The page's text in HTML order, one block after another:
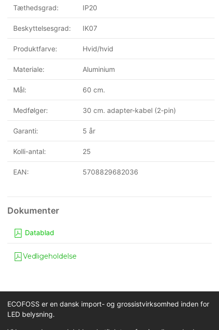
Tæthedsgrad: IP20
Beskyttelsesgrad: IK07
Produktfarve: Hvid/hvid
Materiale: Aluminium
Mål: 60 cm.
Medfølger: 30 cm. adapter-kabel (2-pin)
Garanti: 5 år
Kolli-antal: 25
EAN: 5708829682036
Datablad
Vedligeholdelse
ECOFOSS er en dansk import- og grossistvirksomhed inden for
LED belysning.